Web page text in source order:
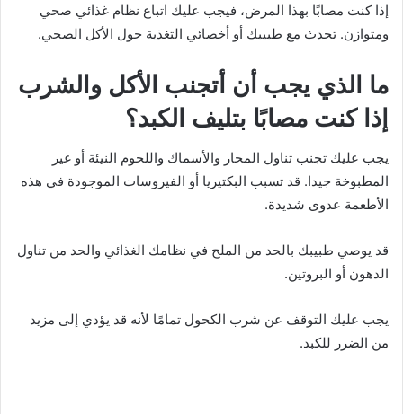
إذا كنت مصابًا بهذا المرض، فيجب عليك اتباع نظام غذائي صحي
ومتوازن. تحدث مع طبيبك أو أخصائي التغذية حول الأكل الصحي.
ما الذي يجب أن أتجنب الأكل والشرب
إذا كنت مصابًا بتليف الكبد؟
يجب عليك تجنب تناول المحار والأسماك واللحوم النيئة أو غير
المطبوخة جيدا. قد تسبب البكتيريا أو الفيروسات الموجودة في هذه
الأطعمة عدوى شديدة.
قد يوصي طبيبك بالحد من الملح في نظامك الغذائي والحد من تناول
الدهون أو البروتين.
يجب عليك التوقف عن شرب الكحول تمامًا لأنه قد يؤدي إلى مزيد
من الضرر للكبد.